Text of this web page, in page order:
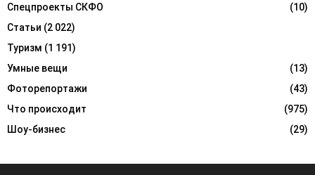
Спецпроекты СКФО
(10)
Статьи (2 022)
Туризм (1 191)
Умные вещи
(13)
Фоторепортажи
(43)
Что происходит
(975)
Шоу-бизнес
(29)